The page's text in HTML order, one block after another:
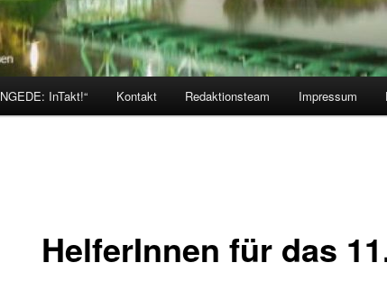
InTakt!“ Kontakt Redaktionsteam Impressum
HelferInnen für das